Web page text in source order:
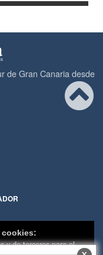
de Gran Canaria desde
cookies:
y de terceros para el